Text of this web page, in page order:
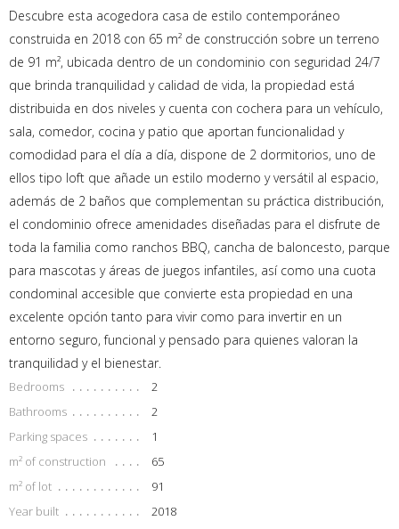
Descubre esta acogedora casa de estilo contemporáneo
construida en 2018 con 65 m² de construcción sobre un terreno
de 91 m², ubicada dentro de un condominio con seguridad 24/7
que brinda tranquilidad y calidad de vida, la propiedad está
distribuida en dos niveles y cuenta con cochera para un vehículo,
sala, comedor, cocina y patio que aportan funcionalidad y
comodidad para el día a día, dispone de 2 dormitorios, uno de
ellos tipo loft que añade un estilo moderno y versátil al espacio,
además de 2 baños que complementan su práctica distribución,
el condominio ofrece amenidades diseñadas para el disfrute de
toda la familia como ranchos BBQ, cancha de baloncesto, parque
para mascotas y áreas de juegos infantiles, así como una cuota
condominal accesible que convierte esta propiedad en una
excelente opción tanto para vivir como para invertir en un
entorno seguro, funcional y pensado para quienes valoran la
tranquilidad y el bienestar.
Bedrooms
2
Bathrooms
2
Parking spaces
1
m² of construction
65
m² of lot
91
Year built
2018